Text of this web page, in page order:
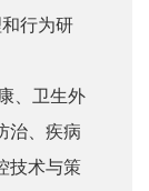
行为研
、卫生外
治、疾病
技术与策